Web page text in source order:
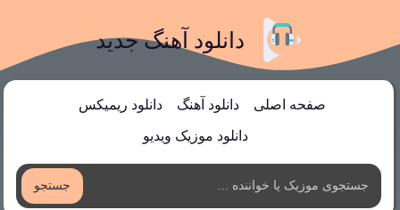
دانلود آهنگ جدید
صفحه اصلی دانلود آهنگ دانلود ریمیکس
دانلود موزیک ویدیو
جستجو